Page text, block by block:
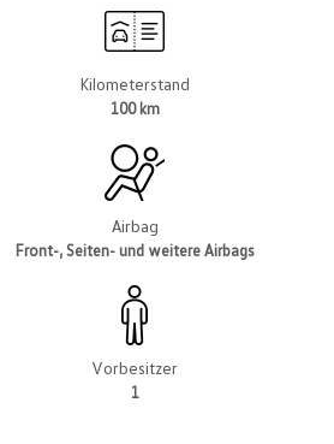
Kilometerstand
100 km
Airbag
Front-, Seiten- und weitere Airbags
Vorbesitzer
1